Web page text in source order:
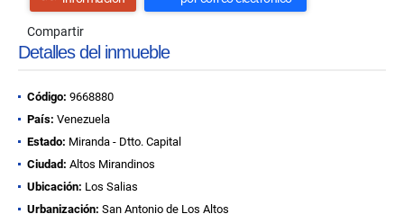
Compartir
Detalles del inmueble
Código: 9668880
País: Venezuela
Estado: Miranda - Dtto. Capital
Ciudad: Altos Mirandinos
Ubicación: Los Salias
Urbanización: San Antonio de Los Altos